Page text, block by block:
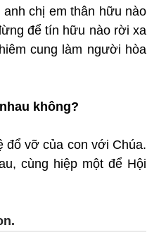
chị em thân hữu nào
để tín hữu nào rời xa
cung làm người hòa
không?
đổ vỡ của con với Chúa.
cùng hiệp một để Hội